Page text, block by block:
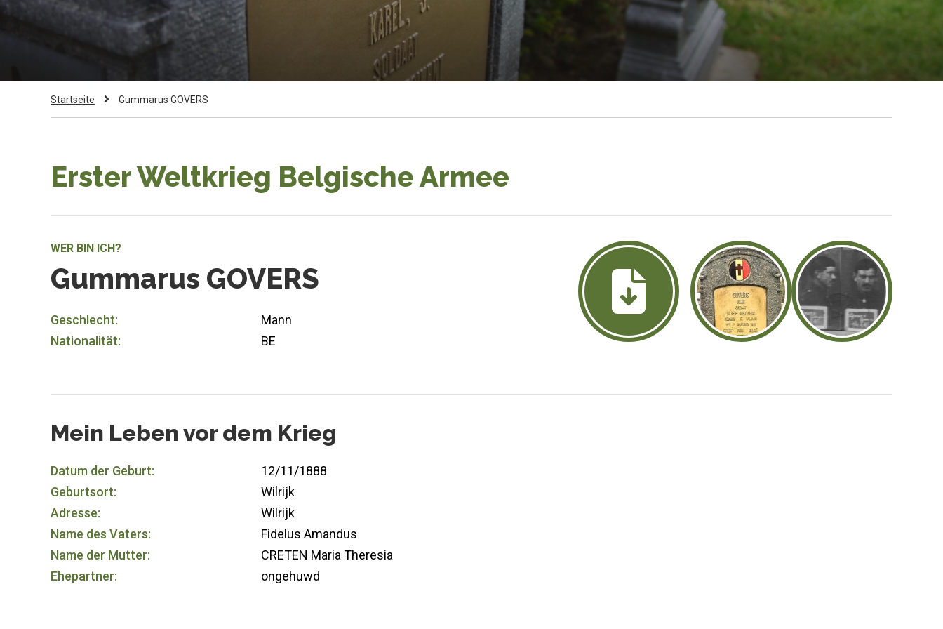
Pfadnavigation
Startseite
Current
Gummarus GOVERS
Erster Weltkrieg Belgische Armee
WER BIN ICH?
Gummarus GOVERS
Geschlecht:
Mann
Nationalität:
BE
Mein Leben vor dem Krieg
Datum der Geburt:
12/11/1888
Geburtsort:
Wilrijk
Adresse:
Wilrijk
Name des Vaters:
Fidelus Amandus
Name der Mutter:
CRETEN Maria Theresia
Ehepartner:
ongehuwd